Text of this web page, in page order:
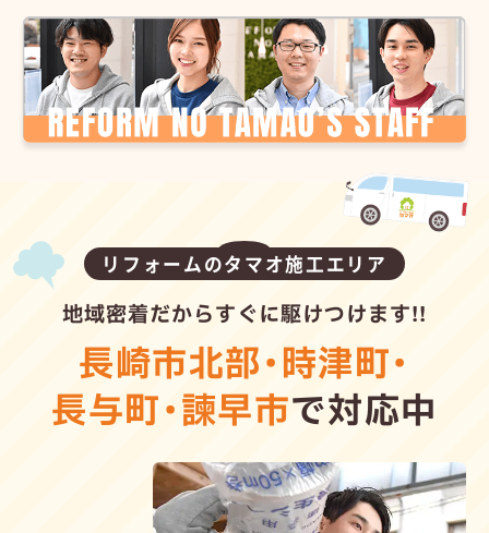
リフォームのタマオ施工エリア
地域密着だからすぐに駆けつけます!!
長崎市北部・時津町・
長与町・諫早市で対応中